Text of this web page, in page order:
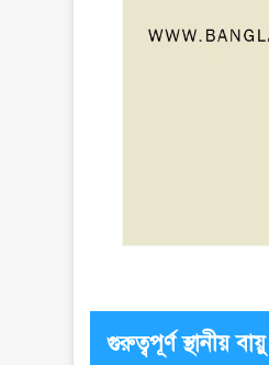
গুরুত্বপূর্ণ স্থানীয়